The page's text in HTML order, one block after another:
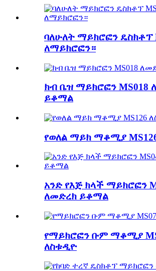
ባለሁለት ማይክሮፎን ዴስክቶፕ
ለማይክሮፎን።
ክብ ቤዝ ማይክሮፎን MS018
ይቆማል
የወለል ማይክ ማቆሚያ
አንድ የእጅ ክላች ማይክሮፎን
ለመድረክ ይቆማል
የማይክሮፎን ቡም ማቆሚያ
ለስቱዲዮ